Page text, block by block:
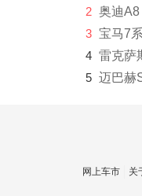
2 奥迪A8
3 宝马7系
4 雷克萨
5 迈巴赫
网上车市 关